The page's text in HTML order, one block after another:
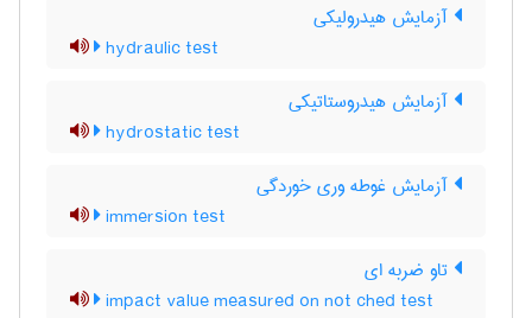
آزمایش هیدرولیکی
hydraulic test
آزمایش هیدروستاتیکی
hydrostatic test
آزمایش غوطه وری خوردگی
immersion test
تاو ضربه ای
impact value measured on not ched test